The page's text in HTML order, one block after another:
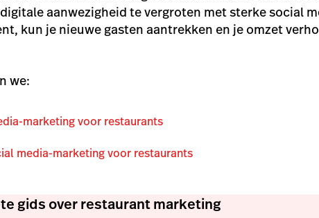
aanwezigheid te vergroten met sterke social
kun je nieuwe gasten aantrekken en je omzet
we:
marketing voor restaurants
media-marketing voor restaurants
gids over restaurant marketing